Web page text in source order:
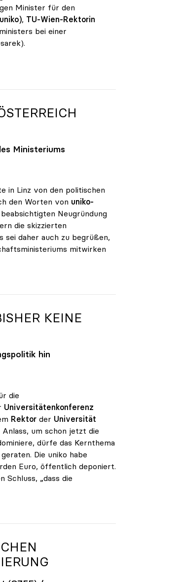
Minister für den
, TU-Wien-Rektorin
bei einer
Ministeriums
in Linz von den politischen
den Worten von uniko-
Neugründung
die skizzierten
sei daher auch zu begrüßen,
mitwirken
KEINE
hin
die
Universitätenkonferenz
Rektor der Universität
um schon jetzt die
dürfe das Kernthema
Die uniko habe
Euro, öffentlich deponiert.
Schluss, „dass die